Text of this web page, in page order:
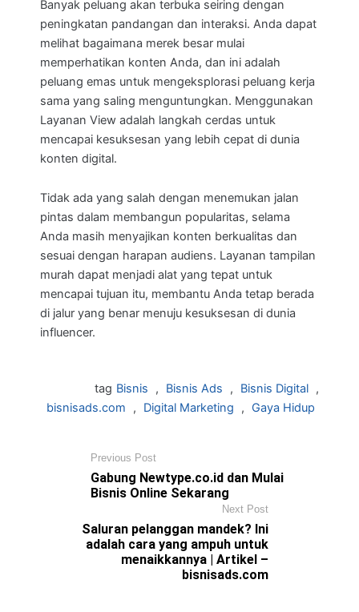
Banyak peluang akan terbuka seiring dengan
peningkatan pandangan dan interaksi. Anda dapat
melihat bagaimana merek besar mulai
memperhatikan konten Anda, dan ini adalah
peluang emas untuk mengeksplorasi peluang kerja
sama yang saling menguntungkan. Menggunakan
Layanan View adalah langkah cerdas untuk
mencapai kesuksesan yang lebih cepat di dunia
konten digital.
Tidak ada yang salah dengan menemukan jalan
pintas dalam membangun popularitas, selama
Anda masih menyajikan konten berkualitas dan
sesuai dengan harapan audiens. Layanan tampilan
murah dapat menjadi alat yang tepat untuk
mencapai tujuan itu, membantu Anda tetap berada
di jalur yang benar menuju kesuksesan di dunia
influencer.
tag Bisnis , Bisnis Ads , Bisnis Digital ,
bisnisads.com
, Digital Marketing , Gaya Hidup
Previous Post
Gabung Newtype.co.id dan Mulai
Bisnis Online Sekarang
Next Post
Saluran pelanggan mandek? Ini
adalah cara yang ampuh untuk
menaikkannya | Artikel –
bisnisads.com